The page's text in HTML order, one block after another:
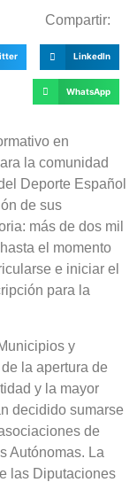
Compartir:
LinkedIn
WhatsApp
en
la comunidad
Deporte Español
de sus
más de dos mil
el momento
e iniciar el
para la
y
la apertura de
y la mayor
decidido sumarse
de
Autónomas. La
las Diputaciones